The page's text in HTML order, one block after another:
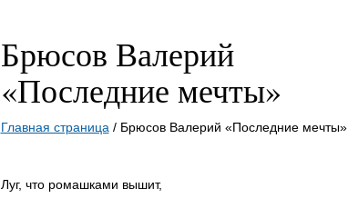
Брюсов Валерий
«Последние мечты»
Главная страница / Брюсов Валерий «Последние мечты»
Луг, что ромашками вышит,